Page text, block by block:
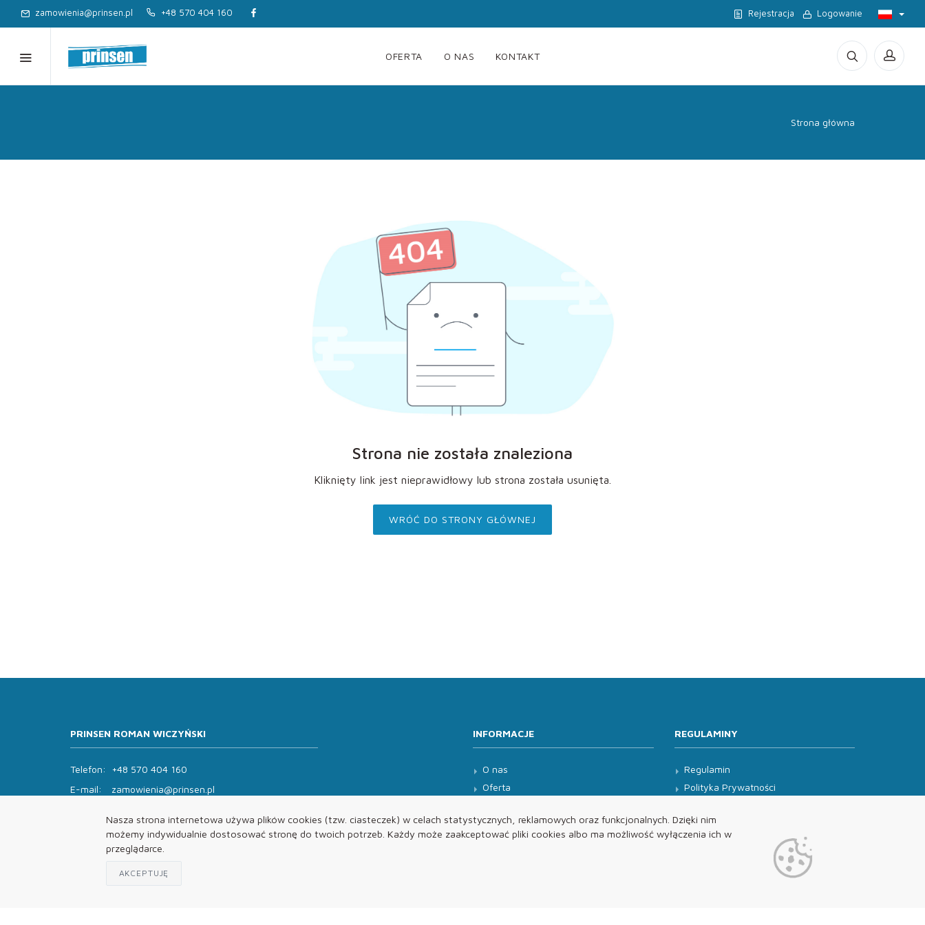
Nasza strona internetowa używa plików cookies (tzw. ciasteczek) w celach statystycznych, reklamowych oraz funkcjonalnych. Dzięki nim
możemy indywidualnie dostosować stronę do twoich potrzeb. Każdy może zaakceptować pliki cookies albo ma możliwość wyłączenia ich w
przeglądarce.
AKCEPTUJĘ
zamowienia@prinsen.pl +48 570 404 160 Rejestracja Logowanie
OFERTA O NAS KONTAKT
Strona główna
Strona nie została znaleziona
Kliknięty link jest nieprawidłowy lub strona została usunięta.
WRÓĆ DO STRONY GŁÓWNEJ
PRINSEN ROMAN WICZYŃSKI
Telefon:
+48 570 404 160
E-mail:
zamowienia@prinsen.pl
Pon - Pt: 8:00 - 14:00 Sob: zamknięte
INFORMACJE
O nas
Oferta
REGULAMINY
Regulamin
Polityka Prywatności